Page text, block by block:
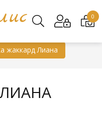
жаккард Лиана
0